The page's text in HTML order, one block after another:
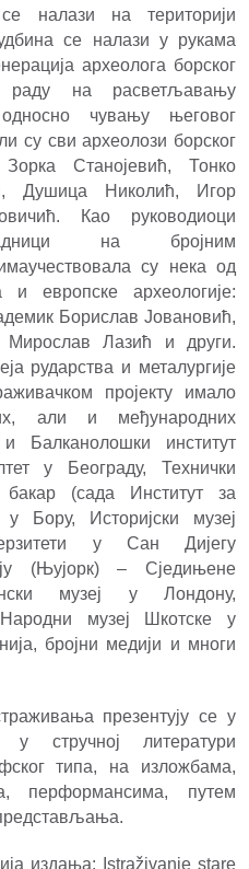
налази на територији
се налази у рукама
археолога борског
на расветљавању
чувању његовог
су сви археолози борског
Станојевић, Тонко
Душица Николић, Игор
Као руководиоци
на бројним
су нека од
европске археологије:
Борислав Јовановић,
Лазић и други.
рударства и металургије
пројекту имало
али и међународних
Балканолошки институт
у Београду, Технички
(сада Институт за
у Бору, Историјски музеј
у Сан Дијегу
(Њујорк) – Сједињене
музеј у Лондону,
музеј Шкотске у
бројни медији и многи
презентују се у
у стручној литератури
типа, на изложбама,
перформансима, путем
издања: Istraživanje stare